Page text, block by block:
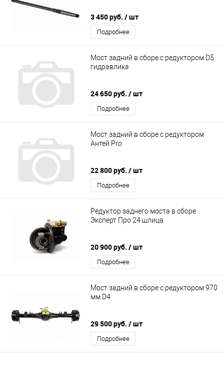
3 450 руб. / шт
Подробнее
Мост задний в сборе с редуктором D5
гидравлика
24 650 руб. / шт
Подробнее
Мост задний в сборе с редуктором
Антей Pro
22 800 руб. / шт
Подробнее
Редуктор заднего моста в сборе
Эксперт Про 24 шлица
20 900 руб. / шт
Подробнее
Мост задний в сборе с редуктором 970
мм D4
29 500 руб. / шт
Подробнее